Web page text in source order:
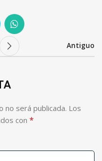
Antiguo
no será publicada. Los
con *